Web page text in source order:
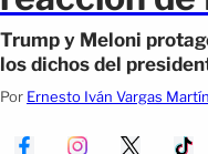
Trump y Meloni
los dichos del
foto en el G7.
Por Ernesto Iván Vargas